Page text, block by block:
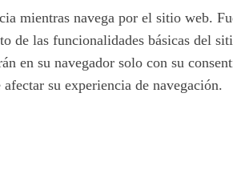
mientras navega por el sitio web.
de las funcionalidades básicas del
en su navegador solo con su
su experiencia de navegación.